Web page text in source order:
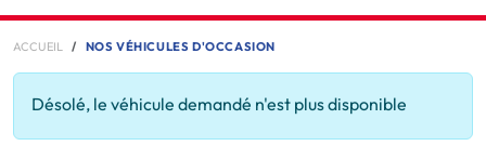
ACCUEIL NOS VÉHICULES D'OCCASION
Désolé, le véhicule demandé n'est plus disponible